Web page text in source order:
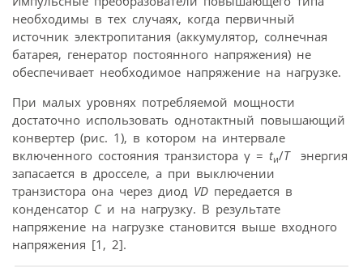
необходимы в тех случаях, когда первичный
источник электропитания (аккумулятор, солнечная
батарея, генератор постоянного напряжения) не
обеспечивает необходимое напряжение на нагрузке.
При малых уровнях потребляемой мощности
достаточно использовать однотактный повышающий
конвертер (рис. 1), в котором на интервале
включенного состояния транзистора γ = tи/Tэнергия
запасается в дросселе, а при выключении
транзистора она через диод VD передается в
конденсатор Си на нагрузку. В результате
напряжение на нагрузке становится выше входного
напряжения [1, 2].